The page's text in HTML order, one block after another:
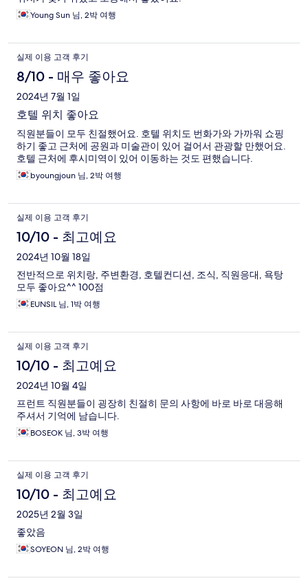
Young Sun 님, 2박 여행
실제 이용 고객 후기
8/10 - 매우 좋아요
2024년 7월 1일
호텔 위치 좋아요
직원분들이 모두 친절했어요. 호텔 위치도 번화가와 가까워 쇼핑
하기 좋고 근처에 공원과 미술관이 있어 걸어서 관광할 만했어요.
호텔 근처에 후시미역이 있어 이동하는 것도 편했습니다.
byoungjoun 님, 2박 여행
실제 이용 고객 후기
10/10 - 최고예요
2024년 10월 18일
전반적으로 위치랑, 주변환경, 호텔컨디션, 조식, 직원응대, 욕탕
모두 좋아요^^ 100점
EUNSIL 님, 1박 여행
실제 이용 고객 후기
10/10 - 최고예요
2024년 10월 4일
프런트 직원분들이 굉장히 친절히 문의 사항에 바로 바로 대응해
주셔서 기억에 남습니다.
BOSEOK 님, 3박 여행
실제 이용 고객 후기
10/10 - 최고예요
2025년 2월 3일
좋았음
SOYEON 님, 2박 여행